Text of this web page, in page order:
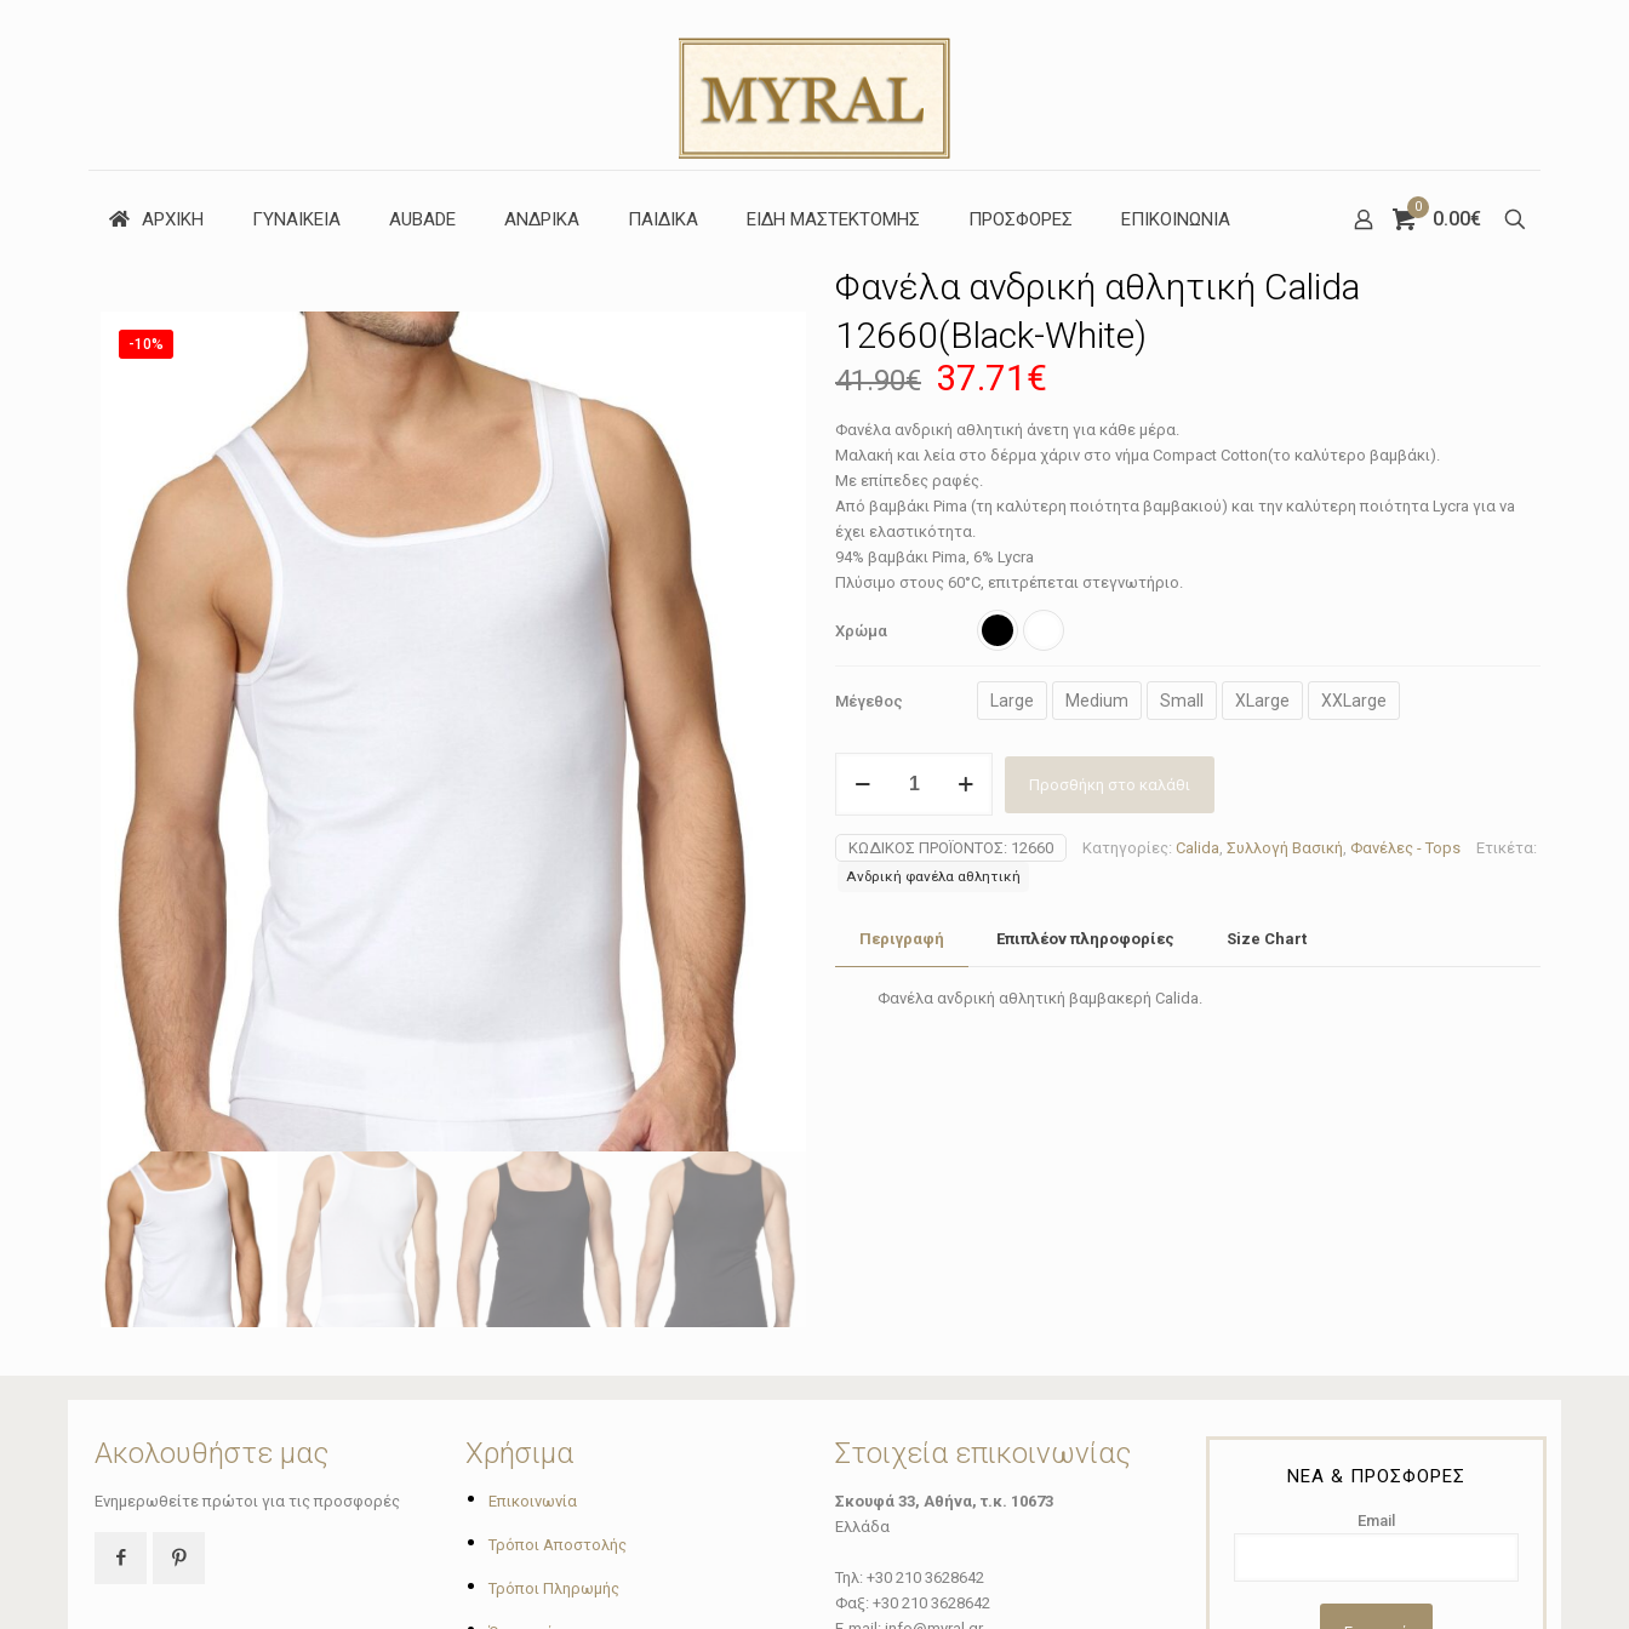
ΑΡΧΙΚΗ ΓΥΝΑΙΚΕΙΑ AUBADE ΑΝΔΡΙΚΑ ΠΑΙΔΙΚΑ ΕΙΔΗ ΜΑΣΤΕΚΤΟΜΗΣ ΠΡΟΣΦΟΡΕΣ ΕΠΙΚΟΙΝΩΝΙΑ
0
0.00€
-10%
Φανέλα ανδρική αθλητική Calida
12660(Black-White)
41.90€ Original
price
was:
41.90€.
37.71 €
τρέχουσα
τιμή
37.71€.
Φανέλα ανδρική αθλητική άνετη για κάθε μέρα.
Μαλακή και λεία στο δέρμα χάριν στο νήμα Compact Cotton(το καλύτερο βαμβάκι).
Με επίπεδες ραφές.
Από βαμβάκι Pima (τη καλύτερη ποιότητα βαμβακιού) και την καλύτερη ποιότητα Lycra για νa
έχει ελαστικότητα.
94% βαμβάκι Pima, 6% Lycra
Πλύσιμο στους 60°C, επιτρέπεται στεγνωτήριο.
Χρώμα
Μέγεθος Large Medium Small XLarge XXLarge
ανδρική
Calida
12660(Black-
Προσθήκη στο καλάθι
ΚΩΔΙΚΌΣ ΠΡΟΪΌΝΤΟΣ: 12660 Κατηγορίες: Calida, Συλλογή Βασική, Φανέλες - Tops Ετικέτα:
Ανδρική φανέλα αθλητική
Περιγραφή Επιπλέον πληροφορίες Size Chart
Φανέλα ανδρική αθλητική βαμβακερή Calida.
Ακολουθήστε μας
Ενημερωθείτε πρώτοι για τις προσφορές
Χρήσιμα
• Επικοινωνία
• Τρόποι Αποστολής
• Τρόποι Πληρωμής
Στοιχεία επικοινωνίας
Σκουφά 33, Αθήνα, τ.κ. 10673
Ελλάδα
Τηλ: +30 210 3628642
Φαξ: +30 210 3628642
ΝΕΑ & ΠΡΟΣΦΟΡΕΣ
Email